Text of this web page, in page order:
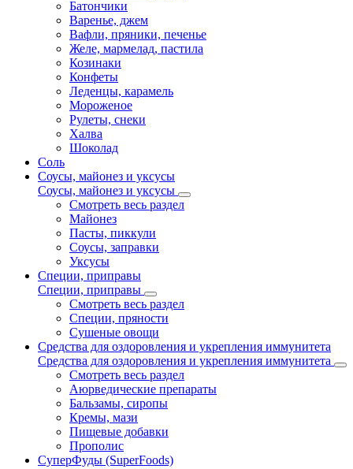
Батончики
Варенье, джем
Вафли, пряники, печенье
Желе, мармелад, пастила
Козинаки
Конфеты
Леденцы, карамель
Мороженое
Рулеты, снеки
Халва
Шоколад
Соль
Соусы, майонез и уксусы
Соусы, майонез и уксусы
Смотреть весь раздел
Майонез
Пасты, пиккули
Соусы, заправки
Уксусы
Специи, приправы
Специи, приправы
Смотреть весь раздел
Специи, пряности
Сушеные овощи
Средства для оздоровления и укрепления иммунитета
Средства для оздоровления и укрепления иммунитета
Смотреть весь раздел
Аюрведические препараты
Бальзамы, сиропы
Кремы, мази
Пищевые добавки
Прополис
СуперФуды (SuperFoods)